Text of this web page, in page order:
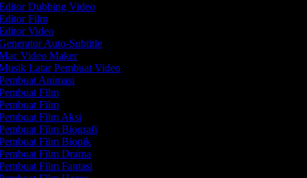
Dubbing Video
Film
Video
Auto-Subtitle
Video Maker
Latar Pembuat Video
Animasi
Film
Film
Film Aksi
Film Biografi
Film Biopik
Film Drama
Film Fantasi